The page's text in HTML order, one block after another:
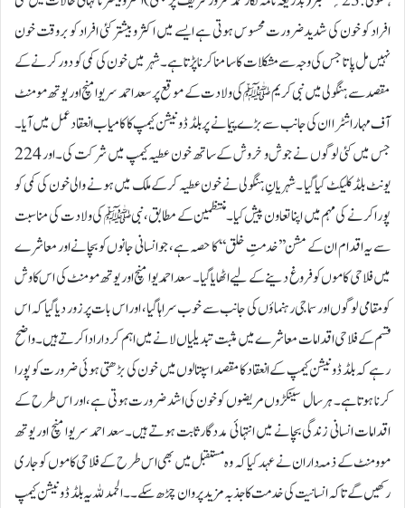
افراد کو خون کی شدید ضرورت محسوس ہوتی ہے ایسے میں اکثر و بیشتر کئی افراد کو بروقت خون
نہیں مل پاتا جس کی وجہ سے مشکلات کا سامنا کرنا پڑتا ہے۔شہر میں خون کی کمی کو دور کرنے کے
مقصد سے ہنگولی میں نبی کریم ﷺ کی ولادت کے موقع پر سعد احمد سر یوا منچ اور یوتھ مومنٹ
آف مہاراشٹرا ان کی جانب سے بڑے پیمانے پر بلڈ ڈونیشن کیمپ کا کامیاب انعقاد عمل میں آیا۔
جس میں کئی لوگوں نے جوش و خروش کے ساتھ خون عطیہ کیمپ میں شرکت کی۔ اور 224
یونٹ بلڈ کلیکٹ کیا گیا ۔ شہریانِ ہنگولی نے خون عطیہ کرکے ملک میں ہونے والی خون کی کمی کو
پورا کرنے کی مہم میں اپنا تعاون پیش کیا۔منتظمین کے مطابق، نبی ﷺ کی ولادت کی مناسبت
سے یہ اقدام ان کے مشن ’’خدمتِ خلق ‘‘کا حصہ ہے، جو انسانی جانوں کو بچانے اور معاشرے
میں فلاحی کاموں کو فروغ دینے کے لیے اٹھایا گیا۔ سعد احمد یوا منچ اور یوتھ مومنٹ کی اس کاوش
کو مقامی لوگوں اور سماجی رہنماؤں کی جانب سے خوب سراہا گیا، اور اس بات پر زور دیا گیا کہ اس
قسم کے فلاحی اقدامات معاشرے میں مثبت تبدیلیاں لانے میں اہم کردار ادا کرتے ہیں۔واضح
رہے کہ بلڈ ڈونیشن کیمپ کے انعقاد کا مقصد اسپتالوں میں خون کی بڑھتی ہوئی ضرورت کو پورا
کرنا ہوتا ہے۔ ہر سال سینکڑوں مریضوں کو خون کی اشد ضرورت ہوتی ہے، اور اس طرح کے
اقدامات انسانی زندگی بچانے میں انتہائی مددگار ثابت ہوتے ہیں۔سعد احمد سر یوا منچ اور یوتھ
موومنٹ کے ذمّہ داران نے عہد کیا کہ وہ مستقبل میں بھی اس طرح کے فلاحی کاموں کو جاری
رکھیں گے تاکہ انسانیت کی خدمت کا جذبہ مزید پروان چڑھ سکے۔۔ الحمد للہ یہ بلڈ ڈونیشن کیمپ